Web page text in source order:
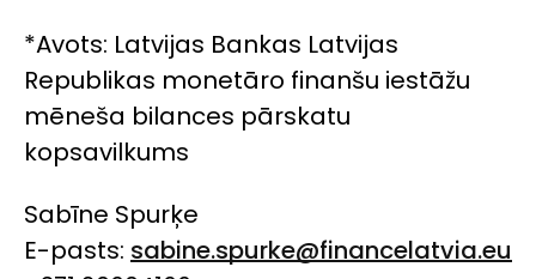
*Avots: Latvijas Bankas Latvijas
Republikas monetāro finanšu iestāžu
mēneša bilances pārskatu
kopsavilkums
Sabīne Spurķe
E-pasts: sabine.spurke@financelatvia.eu